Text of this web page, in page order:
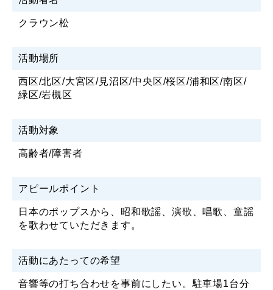
クラウン松
活動場所
西区/北区/大宮区/見沼区/中央区/桜区/浦和区/南区/
緑区/岩槻区
活動対象
高齢者/障害者
アピールポイント
日本のポップスから、昭和歌謡、演歌、唱歌、童謡
を歌わせていただきます。
活動にあたっての希望
音響等の打ち合わせを事前にしたい。駐車場1台分